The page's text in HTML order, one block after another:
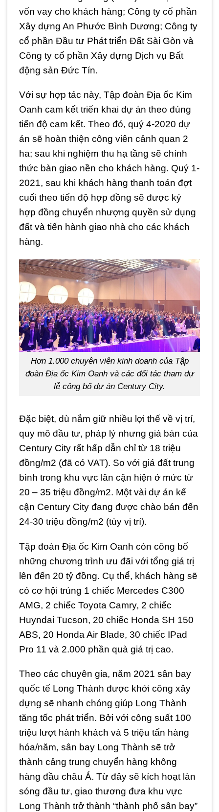
vốn vay cho khách hàng; Công ty cổ phần
Xây dựng An Phước Bình Dương; Công ty
cổ phần Đầu tư Phát triển Đất Sài Gòn và
Công ty cổ phần Xây dựng Dịch vụ Bất
động sản Đức Tín.
Với sự hợp tác này, Tập đoàn Địa ốc Kim
Oanh cam kết triển khai dự án theo đúng
tiến độ cam kết. Theo đó, quý 4-2020 dự
án sẽ hoàn thiện công viên cảnh quan 2
ha; sau khi nghiệm thu hạ tầng sẽ chính
thức bàn giao nền cho khách hàng. Quý 1-
2021, sau khi khách hàng thanh toán đợt
cuối theo tiến độ hợp đồng sẽ được ký
hợp đồng chuyển nhượng quyền sử dụng
đất và tiến hành giao nhà cho các khách
hàng.
Hơn 1.000 chuyên viên kinh doanh của Tập
đoàn Địa ốc Kim Oanh và các đối tác tham dự
lễ công bố dự án Century City.
Đặc biệt, dù nắm giữ nhiều lợi thế về vị trí,
quy mô đầu tư, pháp lý nhưng giá bán của
Century City rất hấp dẫn chỉ từ 18 triệu
đồng/m2 (đã có VAT). So với giá đất trung
bình trong khu vực lân cận hiện ở mức từ
20 – 35 triệu đồng/m2. Một vài dự án kế
cận Century City đang được chào bán đến
24-30 triệu đồng/m2 (tùy vị trí).
Tập đoàn Địa ốc Kim Oanh còn công bố
những chương trình ưu đãi với tổng giá trị
lên đến 20 tỷ đồng. Cụ thể, khách hàng sẽ
có cơ hội trúng 1 chiếc Mercedes C300
AMG, 2 chiếc Toyota Camry, 2 chiếc
Huyndai Tucson, 20 chiếc Honda SH 150
ABS, 20 Honda Air Blade, 30 chiếc IPad
Pro 11 và 2.000 phần quà giá trị cao.
Theo các chuyên gia, năm 2021 sân bay
quốc tế Long Thành được khởi công xây
dựng sẽ nhanh chóng giúp Long Thành
tăng tốc phát triển. Bởi với công suất 100
triệu lượt hành khách và 5 triệu tấn hàng
hóa/năm, sân bay Long Thành sẽ trở
thành cảng trung chuyển hàng không
hàng đầu châu Á. Từ đây sẽ kích hoạt làn
sóng đầu tư, giao thương đưa khu vực
Long Thành trở thành “thành phố sân bay”